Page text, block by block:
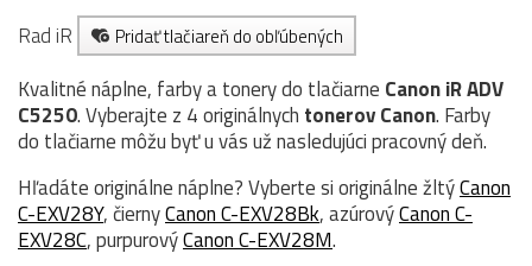
Rad iR Pridať tlačiareň do obľúbených
Kvalitné náplne, farby a tonery do tlačiarne Canon iR ADV
C5250. Vyberajte z 4 originálnych tonerovCanon. Farby
do tlačiarne môžu byť u vás už nasledujúci pracovný deň.
Hľadáte originálne náplne? Vyberte si originálne žltýCanon
C-EXV28Y, čiernyCanon C-EXV28Bk, azúrovýCanon C-
EXV28C, purpurovýCanon C-EXV28M.